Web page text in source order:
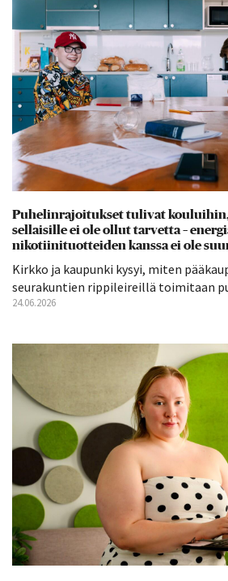
Puhelinrajoitukset tulivat
sellaisille ei ole ollut tarvetta –
nikotiinituotteiden kanssa ei ole
Kirkko ja kaupunki kysyi, miten
seurakuntien rippileireillä toimitaan
24.06.2026